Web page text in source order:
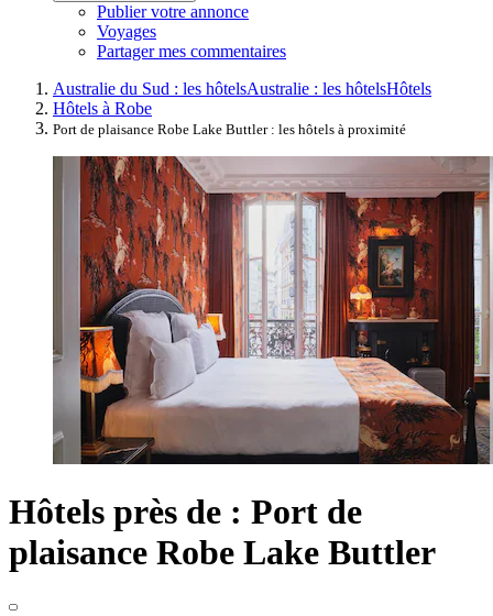
Publier votre annonce
Voyages
Partager mes commentaires
Australie du Sud : les hôtelsAustralie : les hôtelsHôtels
Hôtels à Robe
Port de plaisance Robe Lake Buttler : les hôtels à proximité
Hôtels près de : Port de
plaisance Robe Lake Buttler